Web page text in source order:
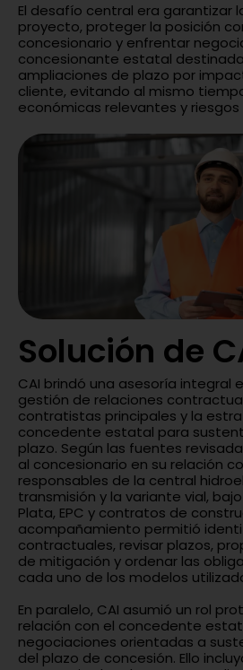
El desafío central era garantizar
proyecto, proteger la posición
concesionario y enfrentar
concesionante estatal
ampliaciones de plazo por
cliente, evitando al mismo
económicas relevantes y
Solución de
CAI brindó una asesoría integral
gestión de relaciones
contratistas principales y la
concedente estatal para
plazo. Según las fuentes
al concesionario en su relación
responsables de la central
transmisión y la variante vial,
Plata, EPC y contratos de
acompañamiento permitió
contractuales, revisar plazos,
de mitigación y ordenar las
cada uno de los modelos
En paralelo, CAI asumió un rol
relación con el concedente
negociaciones orientadas a
del plazo de concesión. Ello